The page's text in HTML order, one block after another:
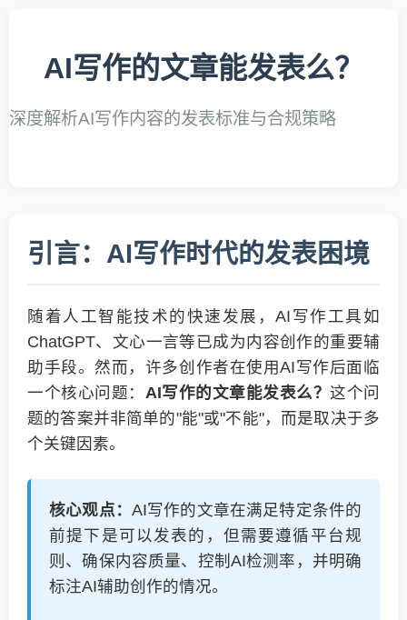
AI写作的文章能发表么？
深度解析AI写作内容的发表标准与合规策略
引言：AI写作时代的发表困境
随着人工智能技术的快速发展，AI写作工具如
ChatGPT、文心一言等已成为内容创作的重要辅
助手段。然而，许多创作者在使用AI写作后面临
一个核心问题： AI写作的文章能发表么？ 这个问
题的答案并非简单的"能"或"不能"，而是取决于多
个关键因素。
核心观点： AI写作的文章在满足特定条件的
前提下是可以发表的，但需要遵循平台规
则、确保内容质量、控制AI检测率，并明确
标注AI辅助创作的情况。